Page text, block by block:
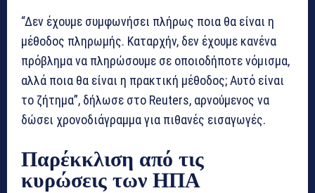
“Δεν έχουμε συμφωνήσει πλήρως ποια θα είναι η
μέθοδος πληρωμής. Καταρχήν, δεν έχουμε κανένα
πρόβλημα να πληρώσουμε σε οποιοδήποτε νόμισμα,
αλλά ποια θα είναι η πρακτική μέθοδος; Αυτό είναι
το ζήτημα”, δήλωσε στο Reuters, αρνούμενος να
δώσει χρονοδιάγραμμα για πιθανές εισαγωγές.
Παρέκκλιση από τις
κυρώσεις των ΗΠΑ